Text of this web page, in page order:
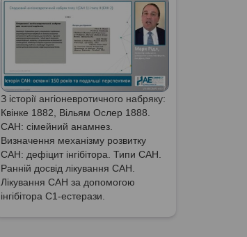
З історії ангіоневротичного набряку:
Квінке 1882, Вільям Ослер 1888.
САН: сімейний анамнез.
Визначення механізму розвитку
САН: дефіцит інгібітора. Типи САН.
Ранній досвід лікування САН.
Лікування САН за допомогою
інгібітора С1-естерази.